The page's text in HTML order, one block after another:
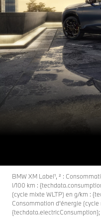
Les
BMW XM:
BMW XM Label¹, ² :
l/100 km :
(cycle mixte WLTP) en g/km :
Consommation d’énergie